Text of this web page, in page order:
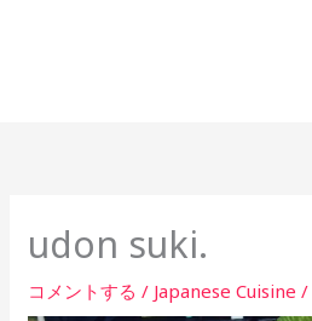
udon suki.
コメントする / Japanese Cuisine /